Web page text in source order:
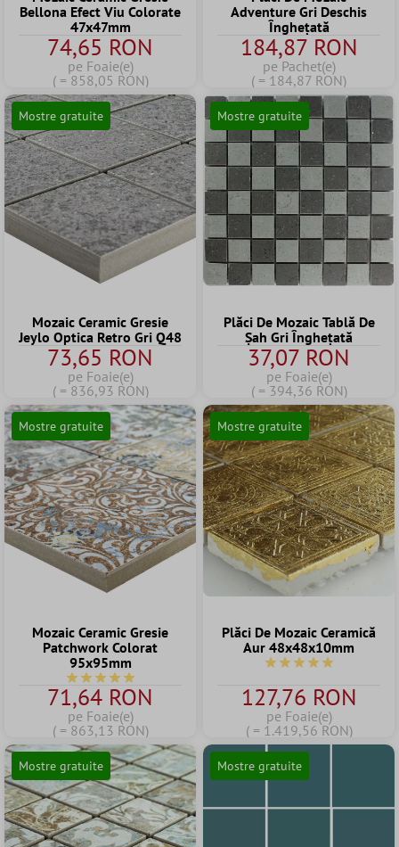
Bellona Efect Viu Colorate
47x47mm
74,65 RON
pe Foaie(e)
( = 858,05 RON)
Adventure Gri Deschis
Înghețată
184,87 RON
pe Pachet(e)
( = 184,87 RON)
Mostre gratuite
Mozaic Ceramic Gresie
Jeylo Optica Retro Gri Q48
73,65 RON
pe Foaie(e)
( = 836,93 RON)
Mostre gratuite
Plăci De Mozaic Tablă De
Șah Gri Înghețată
37,07 RON
pe Foaie(e)
( = 394,36 RON)
Mostre gratuite
Mozaic Ceramic Gresie
Patchwork Colorat
95x95mm
Durchschnittliche Bewertung von 5 von 5 Sternen
71,64 RON
pe Foaie(e)
( = 863,13 RON)
Mostre gratuite
Plăci De Mozaic Ceramică
Aur 48x48x10mm
Durchschnittliche
127,76 RON
pe Foaie(e)
( = 1.419,56 RON)
Mostre gratuite Mostre gratuite